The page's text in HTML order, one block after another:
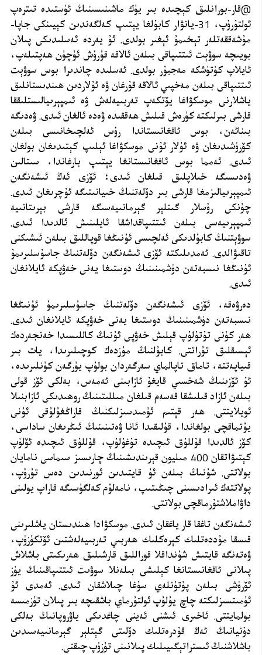
@قار-بورانلىق كېچىدە بىر يۈك ماشىنىسىنىڭ ئۈستىدە تىترەپ
ئولتۇرۇپ، 31-يانۋار كابۇلغا يېتىپ كەلگەندىن كېيىنكى جاپا-
مۇشەققەتلەر تېخىمۇ ئېغىر بولدى. ئۇ يەردە ئەسلىدىكى پىلان
بويىچە سوۋېت ئىتتىپاقى بىلەن ئالاقە قۇرۇش ئۈچۈن ھەپتىلەپ،
ئايلاپ كۈتۈشكە مەجبۇر بولدى. ئەسلىدە چاندىرا بوس سوۋېت
ئىتتىپاقى بىلەن مەخپىي ئالاقە قۇرغان ۋە ئۇلاردىن ھىندىستانلىق
ياشلارنى موسكۋاغا يۆتكەپ تەربىيەلەش ۋە ئىمپېرىيالىستلىققا
قارشى بىرلىكتە كۈرەش قىلىش ھەققىدە ۋەدە ئالغان ئىدى. ۋەدىگە
بىنائەن، بوس ئافغانىستاندا رۇس ئەلچىخانىسى بىلەن
كۆرۈشىدىغان ۋە ئۇلار ئۇنى موسكۋاغا ئېلىپ كېتىدىغان بولغان
ئىدى. ئەمما بوس ئافغانىستانغا يېتىپ بارغاندا، سىتالىن
ۋەدىسىگە خىلاپلىق قىلغان ئىدى؛ ئۆزى ئەڭ ئىشەنگەن
ئىمپېرىيالىزمغا قارشى بىر دۆلەتنىڭ خىيانىتىگە ئۇچرىغان ئىدى.
چۈنكى رۇسلار گىتلېر گېرمانىيەسىگە قارشى بېرىتانىيە
ئىمپېرىيەسى بىلەن ئىتتىپاقداشقا ئايلىنىش ئالدىدا ئىدى.
سوۋېتنىڭ كابۇلدىكى ئەلچىسى ئۇنىڭغا قوپاللىق بىلەن ئىشىكنى
تاقىۋالدى. ئەمدىلىكتە ئۆزى ئىشەنگەن دۆلەتنىڭ جاسۇسلىرىمۇ
ئۇنىڭغا نىسبەتەن دۈشمىنىنىڭ دوستىغا يەنى خەۋپكە ئايلانغان
ئىدى.
دەرۋەقە، ئۆزى ئىشەنگەن دۆلەتنىڭ جاسۇسلىرىمۇ ئۇنىڭغا
نىسبەتەن دۈشمىنىنىڭ دوستىغا يەنى خەۋپكە ئايلانغان ئىدى.
ھەر كۈنى تۇتۇلۇپ قېلىش خەۋپى ئۇنىڭ كاللىسىدا خەنجەردەك
ئېسىقلىق تۇراتتى. كابۇلنىڭ مۇزدەك كوچىلىرىدا، يات بىر
قىياپەتتە، تاماق تاپالماي سەرگەردان بولۇپ يۈرگەن كۈنلىرىدە،
ئۇ ئۆزىنىڭ شەخسىي قايغۇ ئازابىنى ئەمەس، بەلكى ئۆز قولى
بىلەن ئازاد قىلىشقا قەسەم قىلغان مىللىتىنىڭ روھىدىكى ئازابنىلا
ئويلايتتى. ھەر قېتىم ئۈمىدسىزلىكنىڭ قاراڭغۇلۇقى ئۇنى
يۇتماقچى بولغاندا، قۇلىقىدا ئانا ۋەتىنىنىڭ ئىڭرىغان ساداسى،
كۆز ئالدىدا قۇللۇق ئىچىدە تۇغۇلۇپ، قۇللۇق ئىچىدە ئۆلۈپ
كېتىۋاتقان 400 مىليون قېرىندىشىنىڭ چارىسىز سىماسى نامايان
بولاتتى. شۇنىڭ بىلەن ئۇ قايتىدىن ئورنىدىن دەس تۇرۇپ،
پولاتتەك ئىرادىسىنى چىڭىتىپ، نامەلۇم كەلگۈسىگە قاراپ يولىنى
داۋاملاشتۇرماقچى بولاتتى.
ئىشەنگەن تاغقا قار ياغقان ئىدى. موسكۋادا ھىندىستان ياشلىرىنى
قىسقا مۇددەتلىك كېرەكلىك ھەربىي تەربىيەلەشتىن ئۆتكۈزۈپ،
ۋەتەنگە قايتىش شۇنداقلا قوراللىق قارشىلىق ھەرىكىتى باشلاش
پىلانى ئافغانىستانغا كېلىشى بىلەنلا سوۋىت ئىتتىپاقىنىڭ يۈز
ئۆرۈشى بىلەن پۈتۈنلەي سۇغا چىلاشقان ئىدى. ئەمدى ئۇ
ئۈمىتسىزلىكتە چاچ يۇلۇپ ئولتۇرماي باشقىچە بىر پىلان تۈزمىسە
بولمايتتى. ئاخىرى ئىشنى ئەينى چاغدىكى ياۋروپانىڭ بەلكى
دۇنيانىڭ ئەڭ قۇدرەتلىك دۆلىتى گېتلېر گېرمانىيەسىدىن
باشلاشنىڭ ئىستراتېگىيىلىك پىلانىنى تۈزۈپ چىقتى.